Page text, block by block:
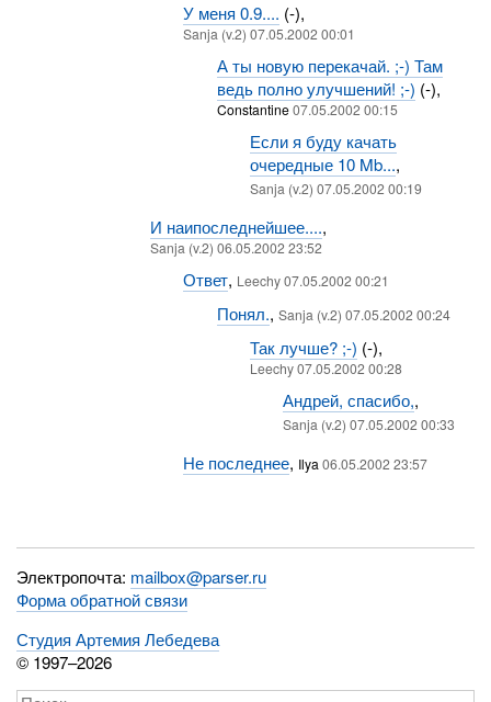
У меня 0.9.... (-),
Sanja (v.2) 07.05.2002 00:01
А ты новую перекачай. ;-) Там
ведь полно улучшений! ;-) (-),
Constantine07.05.2002 00:15
Если я буду качать
очередные 10 Mb...,
Sanja (v.2) 07.05.2002 00:19
И наипоследнейшее....,
Sanja (v.2) 06.05.2002 23:52
Ответ, Leechy 07.05.2002 00:21
Понял., Sanja (v.2) 07.05.2002 00:24
Так лучше? ;-) (-),
Leechy 07.05.2002 00:28
Андрей, спасибо,,
Sanja (v.2) 07.05.2002 00:33
Не последнее, Ilya06.05.2002 23:57
Электропочта: mailbox@parser.ru
Форма обратной связи
Студия Артемия Лебедева
© 1997–2026